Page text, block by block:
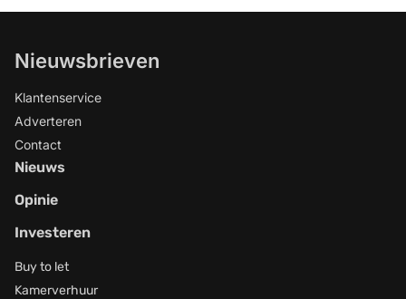
Nieuwsbrieven
Klantenservice
Adverteren
Contact
Nieuws
Opinie
Investeren
Buy to let
Kamerverhuur